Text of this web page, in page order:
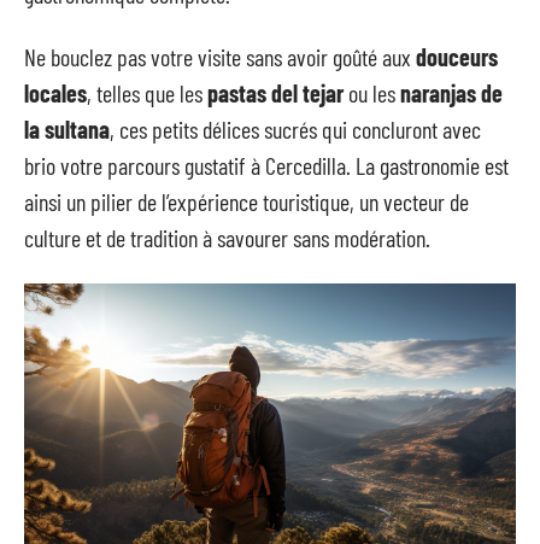
Ne bouclez pas votre visite sans avoir goûté aux douceurs
locales, telles que lespastas del tejarou lesnaranjas de
la sultana, ces petits délices sucrés qui concluront avec
brio votre parcours gustatif à Cercedilla. La gastronomie est
ainsi un pilier de l’expérience touristique, un vecteur de
culture et de tradition à savourer sans modération.